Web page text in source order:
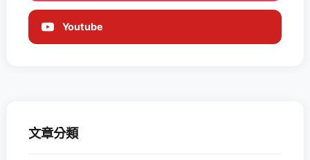
Youtube
文章分類